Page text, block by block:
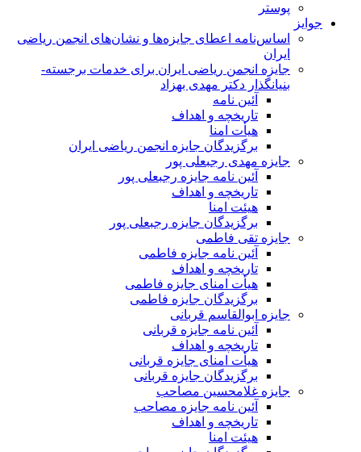
پوستر
جوایز
اساس‌نامه اعطای جایزه‌ها و نشان‌های انجمن ریاضی
ایران
جایزه انجمن ریاضی ایران برای خدمات برجسته-
بنیانگذار دکتر مهدی بهزاد
آئین نامه
تاریخچه و اهداف
هیأت امنا
برگزیدگان جایزه انجمن ریاضی ایران
جایزه مهدی رجبعلی پور
آئین نامه جایزه رجبعلی پور
تاریخچه و اهداف
هیئت امنا
برگزیدگان جایزه رجبعلی پور
جایزه تقی فاطمی
آئین نامه جایزه فاطمی
تاریخچه و اهداف
هیأت امنای جایزه فاطمی
برگزیدگان جایزه فاطمی
جایزه ابوالقاسم قربانی
آئین نامه جایزه قربانی
تاریخچه و اهداف
هیأت امنای جایزه قربانی
برگزیدگان جایزه قربانی
جایزه غلامحسین مصاحب
آئین نامه جایزه مصاحب
تاریخچه و اهداف
هیئت امنا